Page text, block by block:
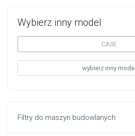
Wybierz inny model
CASE
wybierz inny model
Filtry do maszyn budowlanych